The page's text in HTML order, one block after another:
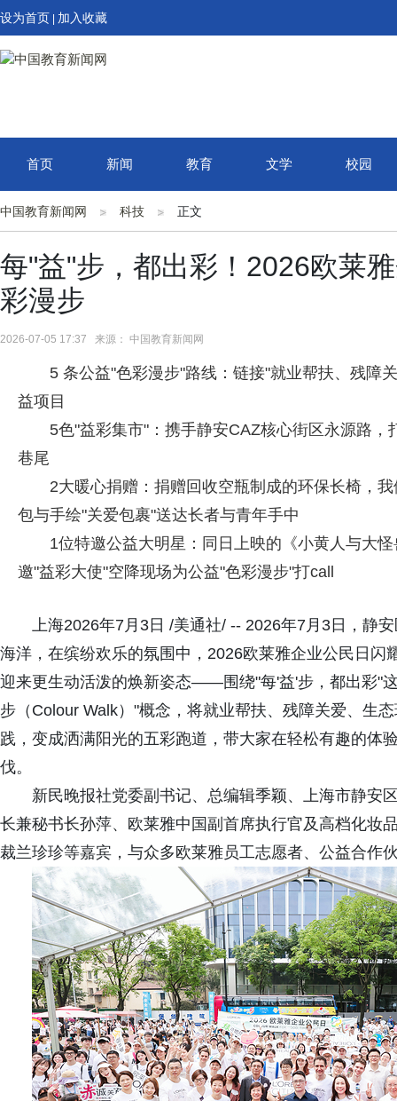
设为首页 加入收藏
首页 新闻 教育 文学 校园
中国教育新闻网 科技 正文
每"益"步，都出彩！2026欧莱
彩漫步
2026-07-05 17:37 来源： 中国教育新闻网
5 条公益"色彩漫步"路线：链接"就业帮扶、残障
益项目
5色"益彩集市"：携手静安CAZ核心街区永源路
巷尾
2大暖心捐赠：捐赠回收空瓶制成的环保长椅，
包与手绘"关爱包裹"送达长者与青年手中
1位特邀公益大明星：同日上映的《小黄人与大
邀"益彩大使"空降现场为公益"色彩漫步"打call
上海2026年7月3日 /美通社/ -- 2026年7月3日，静
海洋，在缤纷欢乐的氛围中，2026欧莱雅企业公民日
迎来更生动活泼的焕新姿态——围绕"每'益'步，都出彩"
步（Colour Walk）"概念，将就业帮扶、残障关爱、生
践，变成洒满阳光的五彩跑道，带大家在轻松有趣的体
伐。
新民晚报社党委副书记、总编辑季颖、上海市静安
长兼秘书长孙萍、欧莱雅中国副首席执行官及高档化妆
裁兰珍珍等嘉宾，与众多欧莱雅员工志愿者、公益合作